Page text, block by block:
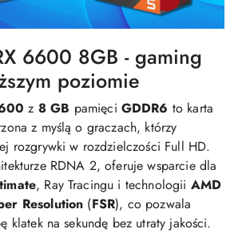
6600 8GB - gaming
poziomie
z 8 GB pamięci GDDR6 to karta
z myślą o graczach, którzy
rozgrywki w rozdzielczości Full HD.
RDNA 2, oferuje wsparcie dla
, Ray Tracingu i technologii AMD
Resolution (FSR), co pozwala
klatek na sekundę bez utraty jakości.